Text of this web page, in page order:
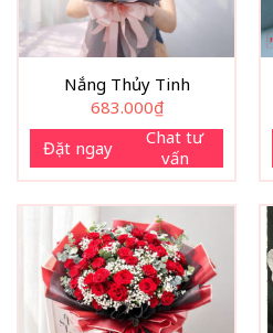
Nắng Thủy Tinh
683.000₫
Đặt ngay
Chat tư
vấn